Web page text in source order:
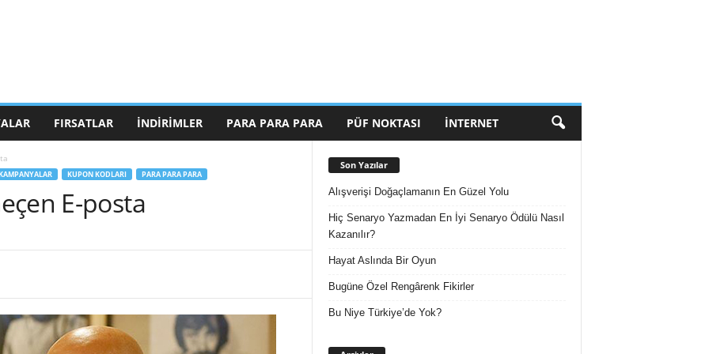
FIRSATLAR İNDIRIMLER PARA PARA PARA PÜF NOKTASI İNTERNET
KUPON KODLARI PARA PARA PARA
E-posta
Son Yazılar
Alışverişi Doğaçlamanın En Güzel Yolu
Hiç Senaryo Yazmadan En İyi Senaryo Ödülü Nasıl
Kazanılır?
Hayat Aslında Bir Oyun
Bugüne Özel Rengârenk Fikirler
Bu Niye Türkiye’de Yok?